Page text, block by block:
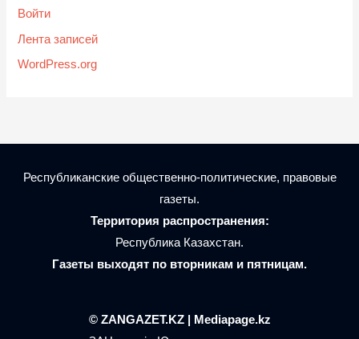
Войти
Лента записей
WordPress.org
Республиканские общественно-политические, правовые
газеты.
Территория распространения:
Республика Казахстан.
Газеты выходят по вторникам и пятницам.
© ZANGAZET.KZ | Mediapage.kz